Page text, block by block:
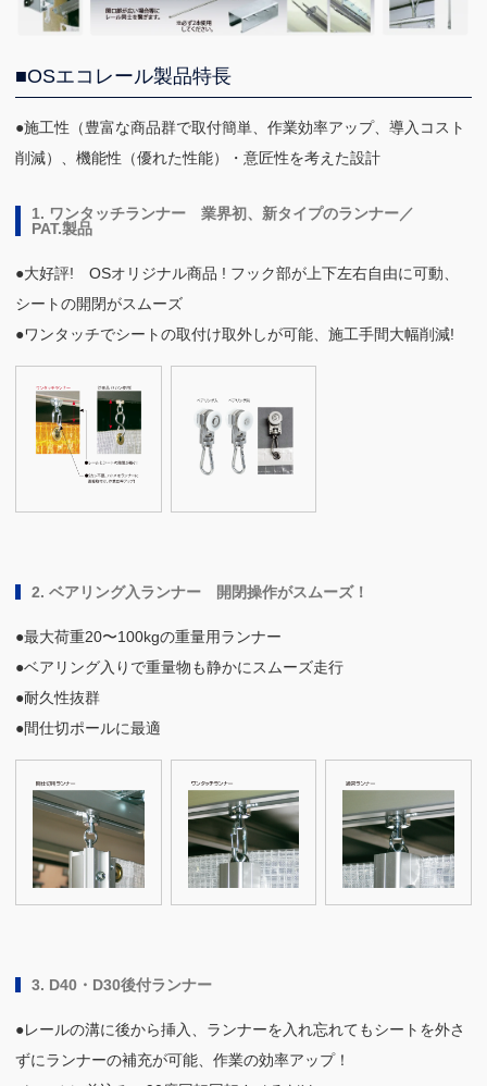
■OSエコレール製品特長
●施工性（豊富な商品群で取付簡単、作業効率アップ、導入コスト
削減）、機能性（優れた性能）・意匠性を考えた設計
1. ワンタッチランナー 業界初、新タイプのランナー／
PAT.製品
●大好評! OSオリジナル商品 ! フック部が上下左右自由に可動、
シートの開閉がスムーズ
●ワンタッチでシートの取付け取外しが可能、施工手間大幅削減!
2. ベアリング入ランナー 開閉操作がスムーズ！
●最大荷重20〜100kgの重量用ランナー
●ベアリング入りで重量物も静かにスムーズ走行
●耐久性抜群
●間仕切ポールに最適
3. D40・D30後付ランナー
●レールの溝に後から挿入、ランナーを入れ忘れてもシートを外さ
ずにランナーの補充が可能、作業の効率アップ！